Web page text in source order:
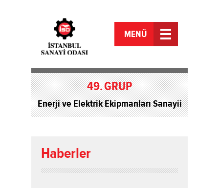
49.GRUP
Enerji ve Elektrik Ekipmanları Sanayii
MENÜ
Haberler